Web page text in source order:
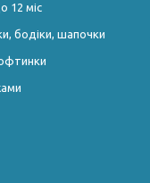
12 міс
бодіки, шапочки